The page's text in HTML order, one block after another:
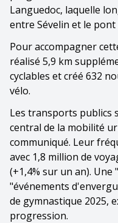
Languedoc, laquelle
entre Sévelin et le
Pour accompagner
réalisé 5,9 km
cyclables et créé 632
vélo.
Les transports publics
central de la mobilité
communiqué. Leur
avec 1,8 million de
(+1,4% sur un an).
"événements
de gymnastique 2025,
progression.